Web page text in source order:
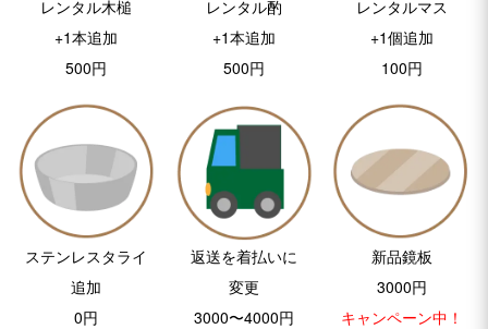
レンタル木槌
+1本追加
500円
レンタル酌
+1本追加
500円
レンタルマス
+1個追加
100円
ステンレスタライ
追加
0円
返送を着払いに
変更
3000〜4000円
新品鏡板
3000円
キャンペーン中！